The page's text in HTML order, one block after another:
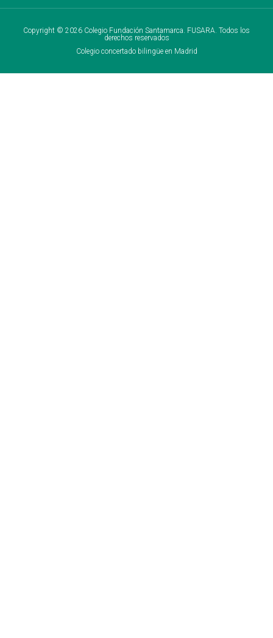
Copyright © 2026 Colegio Fundación Santamarca. FUSARA. Todos los
derechos reservados
Colegio concertado bilingüe en Madrid